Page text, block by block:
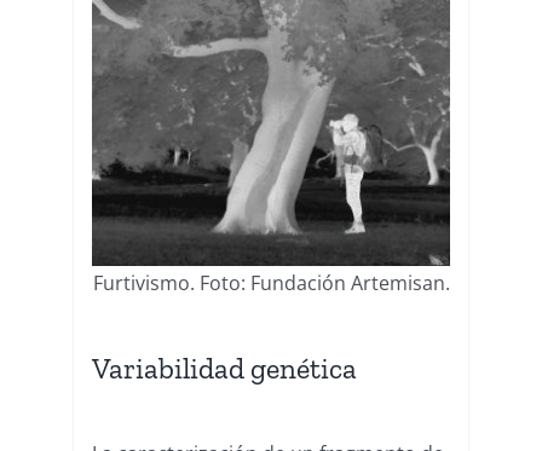
Furtivismo. Foto: Fundación Artemisan.
Variabilidad genética